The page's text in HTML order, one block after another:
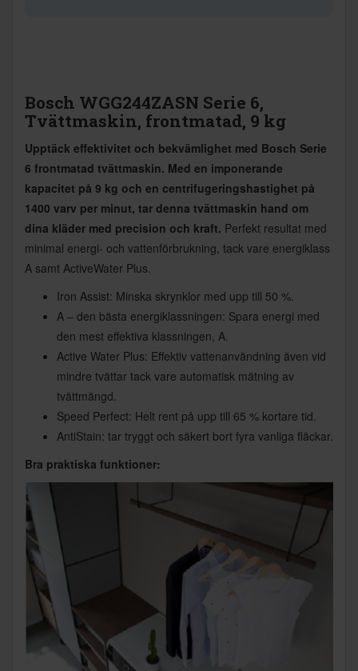
Bosch WGG244ZASN Serie 6,
Tvättmaskin, frontmatad, 9 kg
Upptäck effektivitet och bekvämlighet med Bosch Serie
6 frontmatad tvättmaskin. Med en imponerande
kapacitet på 9 kg och en centrifugeringshastighet på
1400 varv per minut, tar denna tvättmaskin hand om
dina kläder med precision och kraft. Perfekt resultat med
minimal energi- och vattenförbrukning, tack vare energiklass
A samt ActiveWater Plus.
Iron Assist: Minska skrynklor med upp till 50 %.
A – den bästa energiklassningen: Spara energi med
den mest effektiva klassningen, A.
Active Water Plus: Effektiv vattenanvändning även vid
mindre tvättar tack vare automatisk mätning av
tvättmängd.
Speed Perfect: Helt rent på upp till 65 % kortare tid.
AntiStain: tar tryggt och säkert bort fyra vanliga fläckar.
Bra praktiska funktioner: